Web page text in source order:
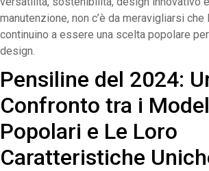
manutenzione, non c’è da meravigliarsi
continuino a essere una scelta popolare
design.
Pensiline del 2024:
Confronto tra i
Popolari e Le Loro
Caratteristiche